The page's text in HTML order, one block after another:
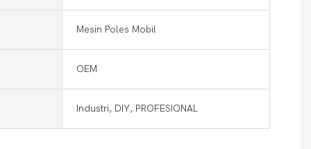
Mesin Poles Mobil
OEM
Industri, DIY, PROFESIONAL